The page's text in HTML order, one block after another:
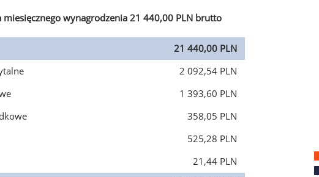
miesięcznego wynagrodzenia 21 440,00 PLN brutto
21 440,00 PLN
2 092,54 PLN
1 393,60 PLN
358,05 PLN
525,28 PLN
21,44 PLN